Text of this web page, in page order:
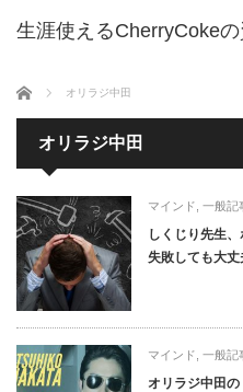
生涯使えるCherryCoke
ホーム オリラジ中田
オリラジ中田
マインド 一般記
しくじり先生
失敗しても大丈
マインド 一般記
オリラジ中田の